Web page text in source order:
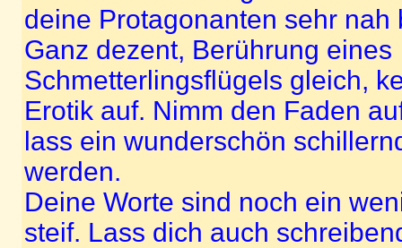
deine Protagonanten sehr
Ganz dezent, Berührung eines
Schmetterlingsflügels gleich,
Erotik auf. Nimm den Faden
lass ein wunderschön
werden.
Deine Worte sind noch ein
steif. Lass dich auch